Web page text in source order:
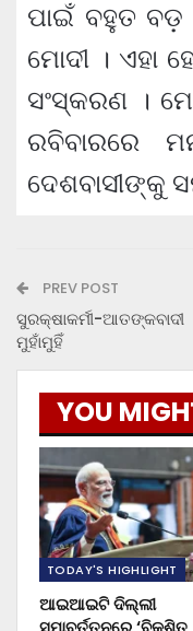
ପାଇଁ ବହୁତ
ମୋଦୀ । ଏହା
ସଂସ୍କରଣ ।
ରବିବାରରେ
ଦେଶବାସୀଙ୍କୁ
PREV POST
ସୁରକ୍ଷାକର୍ମୀ-ଆତଙ୍କବାଦୀ
ମୁହାଁମୁହିଁ
YOU
TODAY'S HIGHLIGHT
ଆଇଆଇଟି ଦିଲ୍ଲୀ